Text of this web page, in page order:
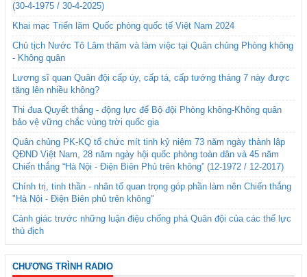
(30-4-1975 / 30-4-2025)
Khai mạc Triển lãm Quốc phòng quốc tế Việt Nam 2024
Chủ tịch Nước Tô Lâm thăm và làm việc tại Quân chủng Phòng không
- Không quân
Lương sĩ quan Quân đội cấp úy, cấp tá, cấp tướng tháng 7 này được
tăng lên nhiều không?
Thi đua Quyết thắng - động lực để Bộ đội Phòng không-Không quân
bảo vệ vững chắc vùng trời quốc gia
Quân chủng PK-KQ tổ chức mít tinh kỷ niệm 73 năm ngày thành lập
QĐND Việt Nam, 28 năm ngày hội quốc phòng toàn dân và 45 năm
Chiến thắng “Hà Nội - Điện Biên Phủ trên không” (12-1972 / 12-2017)
Chính trị, tinh thần - nhân tố quan trọng góp phần làm nên Chiến thắng
"Hà Nội - Điện Biên phủ trên không"
Cảnh giác trước những luận điệu chống phá Quân đội của các thế lực
thù địch
CHƯƠNG TRÌNH RADIO